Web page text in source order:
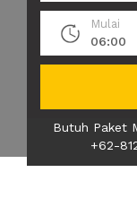
Mulai
06:00
Butuh Paket
+62-